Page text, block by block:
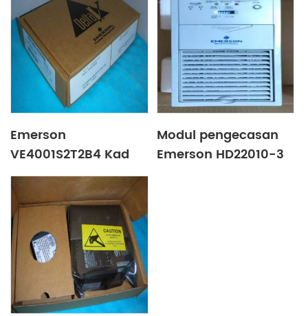
Emerson
VE4001S2T2B4 Kad
input bebas
Modul pengecasan
Emerson HD22010-3